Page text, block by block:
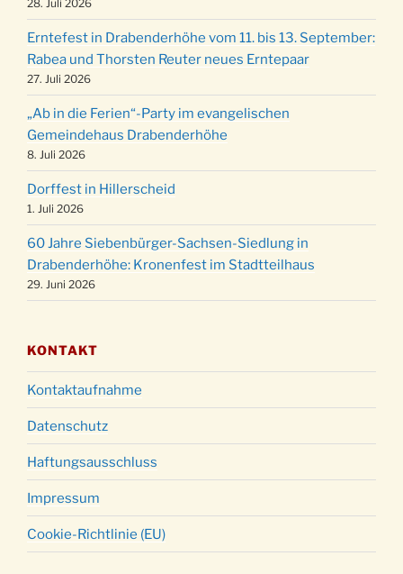
24.12.
Familiengottesdienst mit Krippenspiel im Ev.
Gemeindehaus um 15:00 Uhr
24.12. Familiengottesdienst in der FeG um 16 Uhr
24.12.
Weihnachtsgottesdienst in der Kirche um
15:00 Uhr
24.12.
Weihnachtsgottesdienst in der Kirche um
18:00 Uhr
24.12.
Christmette mit der ev. Jugend in der Kirche
um 23:00 Uhr
31.12.
Gottesdienst zu Silvester in der Kirche um
18:00 Uhr
28. Juli 2026
Erntefest in Drabenderhöhe vom 11. bis 13. September:
Rabea und Thorsten Reuter neues Erntepaar
27. Juli 2026
„Ab in die Ferien“-Party im evangelischen
Gemeindehaus Drabenderhöhe
8. Juli 2026
Dorffest in Hillerscheid
1. Juli 2026
60 Jahre Siebenbürger-Sachsen-Siedlung in
Drabenderhöhe: Kronenfest im Stadtteilhaus
29. Juni 2026
KONTAKT
Kontaktaufnahme
Datenschutz
Haftungsausschluss
Impressum
Cookie-Richtlinie (EU)